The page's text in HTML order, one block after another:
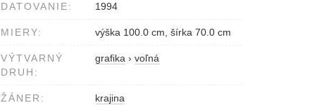
DATOVANIE: 1994
MIERY: výška 100.0 cm, šírka 70.0 cm
VÝTVARNÝ
DRUH:
grafika › voľná
ŽÁNER: krajina